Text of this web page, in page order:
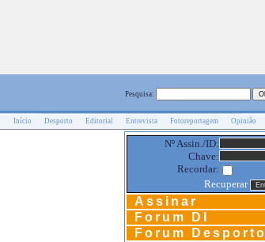
Pesquisa:
Início Desporto Editorial Entrevista Fotoreportagem Opinião
Nº Assin./ID:
Chave:
Recordar:
Recuperar
Assinar
Forum DI
Forum Desporto